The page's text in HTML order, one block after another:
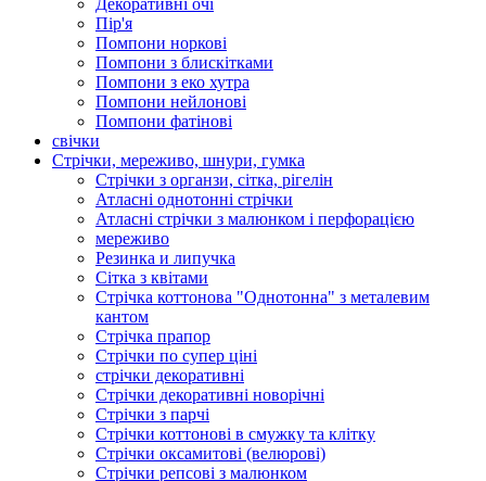
Декоративні очі
Пір'я
Помпони норкові
Помпони з блискітками
Помпони з еко хутра
Помпони нейлонові
Помпони фатінові
свічки
Стрічки, мереживо, шнури, гумка
Стрічки з органзи, сітка, рігелін
Атласні однотонні стрічки
Атласні стрічки з малюнком і перфорацією
мереживо
Резинка и липучка
Сітка з квітами
Стрічка коттонова "Однотонна" з металевим
кантом
Стрічка прапор
Стрічки по супер ціні
стрічки декоративні
Стрічки декоративні новорічні
Стрічки з парчі
Стрічки коттонові в смужку та клітку
Стрічки оксамитові (велюрові)
Стрічки репсові з малюнком